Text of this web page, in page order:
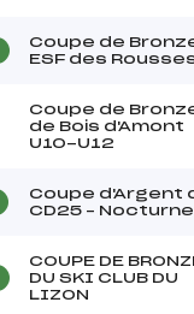
Coupe de
ESF des
Coupe de
de Bois d'Amont
U10-U12
Coupe d'Argent
CD25 – Nocturne
COUPE DE
DU SKI CLUB DU
LIZON